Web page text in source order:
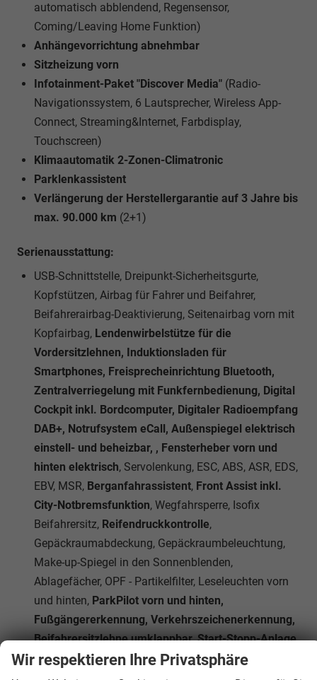
automatisch abblendend, Regensensor,
Coming/Leaving Home Funktion)
Anhängevorrichtung abnehmbar
Sitzheizung vorn
Infotainment-Paket "Discover Media" (Radio-
Navigationssystem, 6 Lautsprecher, Wireless App-
Connect, Streaming&Internet, Farbdisplay,
Touchscreen)
Klimaautomatik 2-Zonen-Climatronic
Parklenkassistent
Verlängerung der Herstellergarantie auf 3 Jahre bis
max. 90.000 km (2+1)
Serienausstattung:
USB-Schnittstelle, Dreipunkt-Sicherheitsgurte,
Kopfstützen, Airbag für Fahrer und Beifahrer,
Beifahrerairbag-Deaktivierung, Seitenairbag vorn mit
Kopfairbag, Lendenwirbelstütze für die
Vordersitzlehnen, Induktionsladen für
Smartphones, Freisprecheinrichtung Bluetooth,
Zentralverriegelung mit Funkfernbedienung, Digital
Cockpit inkl. Bordcomputer, Digitaler Radioempfang
DAB+, Notrufsystem eCall, Außenspiegel elektrisch
einstell- und beheizbar, , Fensterheber vorn und
hinten elektrisch, Servolenkung, ESC, ABS, ASR, EDS,
EBV, MSR, Berganfahrassistent, Front Assist inkl.
City-Notbremsfunktion, Wegfahrsperre, Isofix
Beifahrersitz, Reifendruckkontrolle,
Gepäckraumabdeckung, Gepäckraumbeleuchtung,
Make-up-Spiegel in den Sonnenblenden,
Ablagefächer, OPF - Partikelfilter, Leseleuchten vorn
und hinten, ParkPilot vorn und hinten,
Fußgängererkennung, Verkehrszeichenerkennung,
Beifahrersitzlehne umklappbar, Start-Stopp-Anlage,
Mittelarmlehne vorne, Dachreling Schwarz,
Müdigkeitserkennung , Tire-Mobility-Set,
Wir respektieren Ihre Privatsphäre